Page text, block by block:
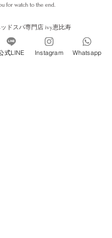
for watch to the end.
ドスパ専門店 ivy恵比寿
イベートサロン／睡眠改善サロン
恵比寿1-22-3 #706
式LINE Instagram Whatsapp